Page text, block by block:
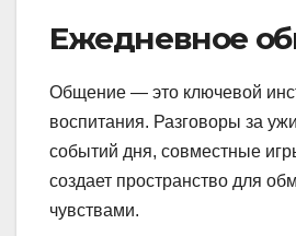
Ежедневное
Общение — это ключевой
воспитания. Разговоры за
событий дня, совместные
создает пространство для
чувствами.